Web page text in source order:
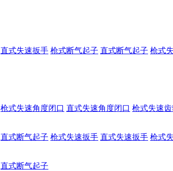
直式失速扳手 枪式断气起子 直式断气起子 枪式
枪式失速角度闭口 直式失速角度闭口 枪式失速
直式断气起子 枪式失速扳手 直式失速扳手 枪式
直式断气起子